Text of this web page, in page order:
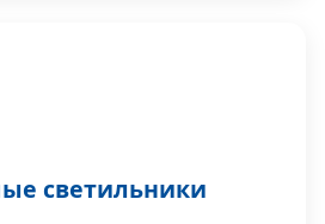
светильники